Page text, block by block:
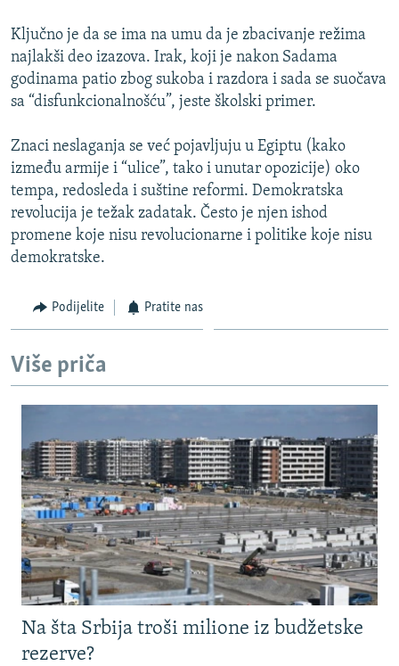
Ključno je da se ima na umu da je zbacivanje režima
najlakši deo izazova. Irak, koji je nakon Sadama
godinama patio zbog sukoba i razdora i sada se suočava
sa “disfunkcionalnošću”, jeste školski primer.
Znaci neslaganja se već pojavljuju u Egiptu (kako
između armije i “ulice”, tako i unutar opozicije) oko
tempa, redosleda i suštine reformi. Demokratska
revolucija je težak zadatak. Često je njen ishod
promene koje nisu revolucionarne i politike koje nisu
demokratske.
Podijelite Pratite nas
Više priča
Na šta Srbija troši milione iz budžetske
rezerve?